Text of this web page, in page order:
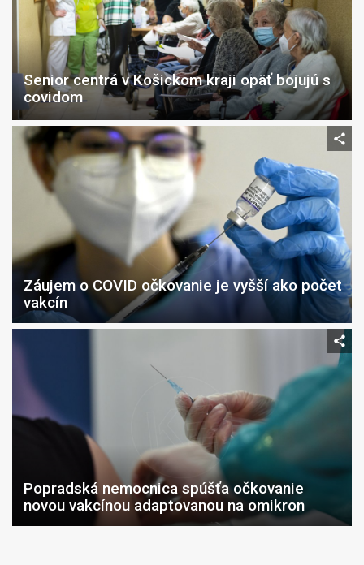
Senior centrá v Košickom kraji opäť bojujú s
covidom
Záujem o COVID očkovanie je vyšší ako počet
vakcín
Popradská nemocnica spúšťa očkovanie
novou vakcínou adaptovanou na omikron